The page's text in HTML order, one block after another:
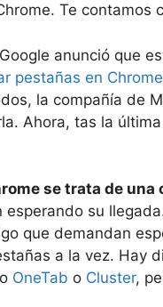
Te contamos
anunció que
pestañas en Chrome
la compañía de
Ahora, tas la
se trata de
su
que demandan
a la vez. Hay
OneTab o Cluster,